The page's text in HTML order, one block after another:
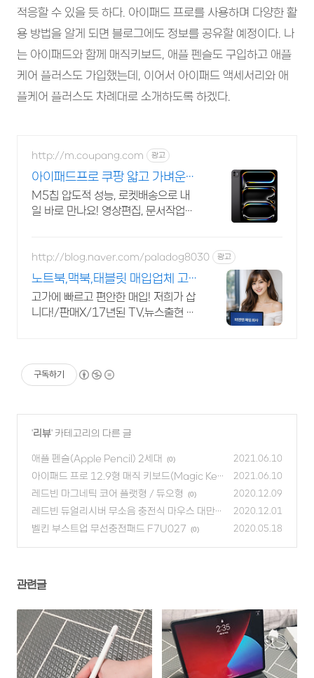
적응할 수 있을 듯 하다. 아이패드 프로를 사용하며 다양한 활
용 방법을 알게 되면 블로그에도 정보를 공유할 예정이다. 나
는 아이패드와 함께 매직키보드, 애플 펜슬도 구입하고 애플
케어 플러스도 가입했는데, 이어서 아이패드 액세서리와 애
플케어 플러스도 차례대로 소개하도록 하겠다.
http://m.coupang.com 광고
아이패드프로 쿠팡 얇고 가벼운
휴대성
M5칩 압도적 성능, 로켓배송으로 내
일 바로 만나요! 영상편집, 문서작업도
http://blog.naver.com/paladog8030 광고
노트북,맥북,태블릿 매입업체 고
가 매입 회사
고가에 빠르고 편안한 매입! 저희가 삽
니다!/판매X/17년된 TV,뉴스출현 업
구독하기
'리뷰' 카테고리의 다른 글
애플 펜슬(Apple Pencil) 2세대
(0) 2021.06.10
아이패드 프로 12.9형 매직 키보드(Magic Key
board) - 스페이스 그레이 (0)
2021.06.10
레드빈 마그네틱 코어 플랫형 / 듀오형 (0) 2020.12.09
레드빈 듀얼리시버 무소음 충전식 마우스 대만족!
(0)
2020.12.01
벨킨 부스트업 무선충전패드 F7U027 (0) 2020.05.18
관련글